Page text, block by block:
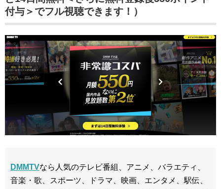
付与＞でフル視聴できます！）
DMMTVなら人気のテレビ番組、アニメ、バラエティ、
音楽・歌、スポーツ、ドラマ、映画、エンタメ、駅伝、